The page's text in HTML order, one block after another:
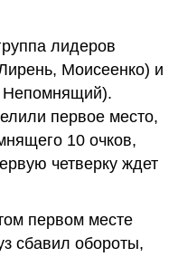
лидеров
Моисеенко) и
Непомнящий).
первое место,
10 очков,
четверку ждет
первом месте
сбавил обороты,